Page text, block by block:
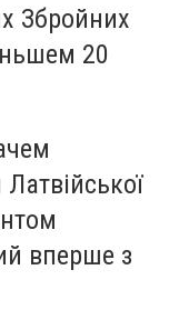
Збройних
20
вперше з